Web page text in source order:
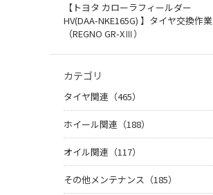
【トヨタ カローラフィールダー
HV(DAA-NKE165G) 】タイヤ交換作業
（REGNO GR-XⅢ）
カテゴリ
タイヤ関連（465）
ホイール関連（188）
オイル関連（117）
その他メンテナンス（185）